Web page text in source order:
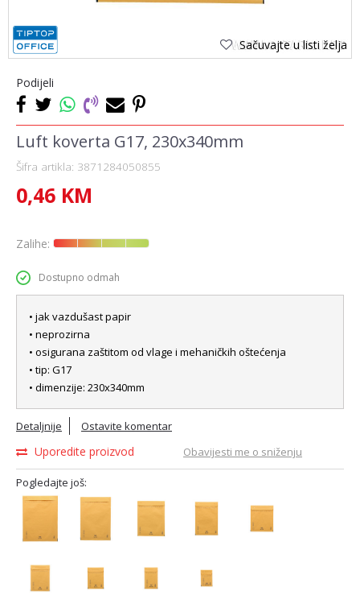
Sačuvajte u listi želja
Podijeli
Luft koverta G17, 230x340mm
Šifra artikla: 3871284050855
0,46 KM
Zalihe:
Dostupno odmah
• jak vazdušast papir
• neprozirna
• osigurana zaštitom od vlage i mehaničkih oštećenja
• tip: G17
• dimenzije: 230x340mm
Detaljnije Ostavite komentar
Uporedite proizvod Obavijesti me o sniženju
Pogledajte još: